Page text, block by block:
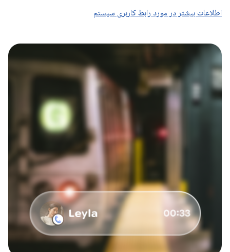
اطلاعات بیشتر در مورد رابط کاربری سیستم